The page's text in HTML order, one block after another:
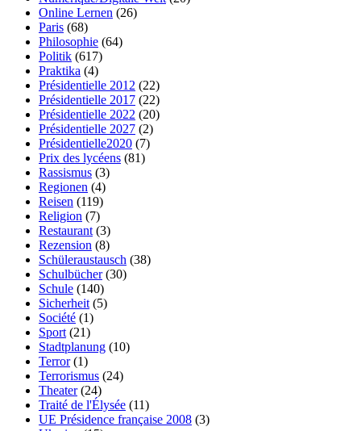
Online Lernen (26)
Paris (68)
Philosophie (64)
Politik (617)
Praktika (4)
Présidentielle 2012 (22)
Présidentielle 2017 (22)
Présidentielle 2022 (20)
Présidentielle 2027 (2)
Présidentielle2020 (7)
Prix des lycéens (81)
Rassismus (3)
Regionen (4)
Reisen (119)
Religion (7)
Restaurant (3)
Rezension (8)
Schüleraustausch (38)
Schulbücher(30)
Schule (140)
Sicherheit (5)
Société (1)
Sport (21)
Stadtplanung (10)
Terror(1)
Terrorismus (24)
Theater(24)
Traité de l'Élysée (11)
UE Présidence française 2008 (3)